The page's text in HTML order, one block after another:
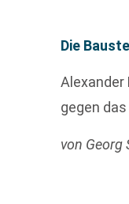
Die
Alexander
gegen
von Georg